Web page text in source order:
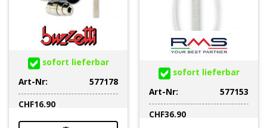
sofort lieferbar
Art-Nr:
577178
CHF16.90
sofort lieferbar
Art-Nr:
577153
CHF36.90